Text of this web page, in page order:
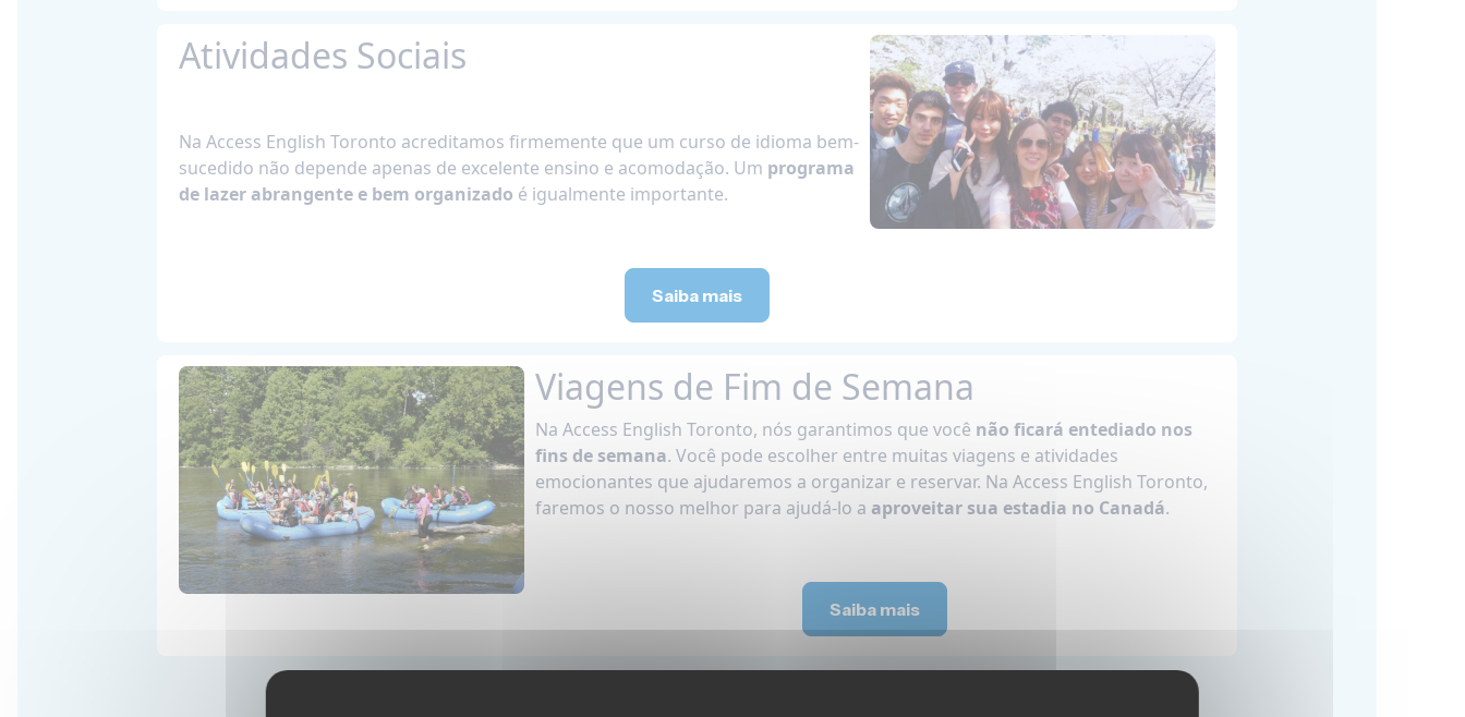
Atividades Sociais
Na Access English Toronto acreditamos firmemente que um curso de idioma bem-
sucedido não depende apenas de excelente ensino e acomodação. Um programa
de lazer abrangente e bem organizado é igualmente importante.
Saiba mais
Viagens de Fim de Semana
Na Access English Toronto, nós garantimos que você não ficará entediado nos
fins de semana. Você pode escolher entre muitas viagens e atividades
emocionantes que ajudaremos a organizar e reservar. Na Access English Toronto,
faremos o nosso melhor para ajudá-lo a aproveitar sua estadia no Canadá.
Saiba mais